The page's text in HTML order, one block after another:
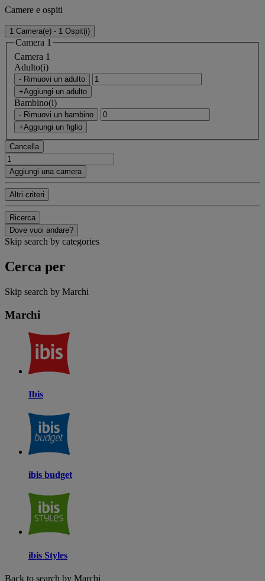
Camere e ospiti
1 Camera(e) - 1 Ospit(i)
Camera 1
Camera 1
Adulto(i)
- Rimuovi un adulto
+Aggiungi un adulto
Bambino(i)
- Rimuovi un bambino
+Aggiungi un figlio
Cancella
Aggiungi una camera
Altri criteri
Ricerca
Dove vuoi andare?
Skip search by categories
Cerca per
Skip search by Marchi
Marchi
Ibis
ibis budget
ibis Styles
Back to search by Marchi